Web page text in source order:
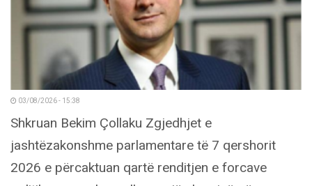
03/08/2026 - 15:38
Shkruan Bekim Çollaku Zgjedhjet e
jashtëzakonshme parlamentare të 7 qershorit
2026 e përcaktuan qartë renditjen e forcave